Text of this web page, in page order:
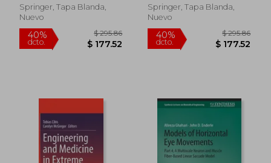
Care (en Inglés)
Springer, Tapa Blanda,
Nuevo
Springer, Tapa Blanda,
Nuevo